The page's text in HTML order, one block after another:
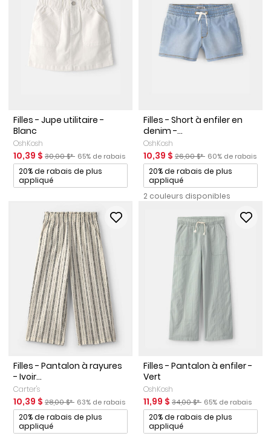
Filles - Jupe utilitaire -
Blanc
OshKosh
Prix de solde
10,39 $ Prix ​​de détail suggéré par le fabricant
30,00 $* Pourcentage de rabais
65% de rabais
Promotions
20% de rabais de plus
appliqué
Filles - Short à enfiler en
denim -...
OshKosh
Prix de solde
10,39 $ Prix ​​de détail suggéré par
26,00 $* Pourcentage de
60% de rabais
Promotions
20% de rabais de plus
appliqué
2 couleurs disponibles
Filles - Pantalon à rayures
- Ivoir...
Carter's
Prix de solde
10,39 $ Prix ​​de détail suggéré par le fabricant
28,00 $* Pourcentage de rabais
63% de rabais
Promotions
20% de rabais de plus
appliqué
Filles - Pantalon à enfiler -
Vert
OshKosh
Prix de solde
11,99 $ Prix ​​de détail suggéré par le
34,00 $* Pourcentage de
65% de rabais
Promotions
20% de rabais de plus
appliqué